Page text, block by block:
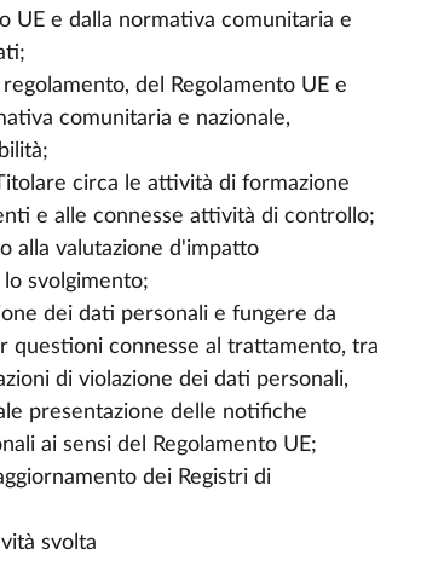
UE e dalla normativa comunitaria e
del Regolamento UE e
comunitaria e nazionale,
circa le attività di formazione
e alle connesse attività di controllo;
alla valutazione d'impatto
svolgimento;
dei dati personali e fungere da
connesse al trattamento, tra
di violazione dei dati personali,
presentazione delle notifiche
ai sensi del Regolamento UE;
dei Registri di
svolta